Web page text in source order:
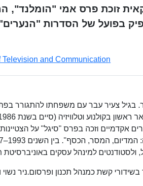
זוכת פרס אמי
and Communication
ניר. בגיל צעיר עבר עם משפחתו להתגורר
למינהל עסקים באוניברסיטת